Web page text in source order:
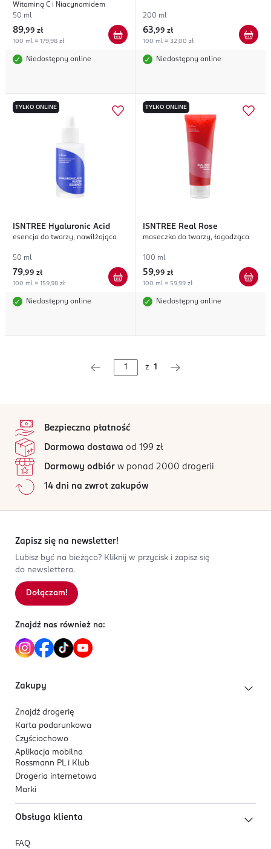
Witaminą C i Niacynamidem
50 ml
89,99 zł
100 ml = 179,98 zł
Niedostępny online
200 ml
63,99 zł
100 ml = 32,00 zł
Niedostępny online
TYLKO ONLINE
ISNTREE Hyaluronic Acid
esencja do twarzy, nawilżająca
50 ml
79,99 zł
100 ml = 159,98 zł
Niedostępny online
TYLKO ONLINE
ISNTREE Real Rose
maseczka do twarzy, łagodząca
100 ml
59,99 zł
100 ml = 59,99 zł
Niedostępny online
z 1
Bezpieczna płatność
Darmowa dostawa od 199 zł
Darmowy odbiór w ponad 2000 drogerii
14 dni na zwrot zakupów
Zapisz się na newsletter!
Lubisz być na bieżąco? Kliknij w przycisk i zapisz się
do newslettera.
Dołączam!
Znajdź nas również na:
Zakupy
Znajdź drogerię
Karta podarunkowa
Czyściochowo
Aplikacja mobilna
Rossmann PL i Klub
Drogeria internetowa
Marki
Obsługa klienta
FAQ